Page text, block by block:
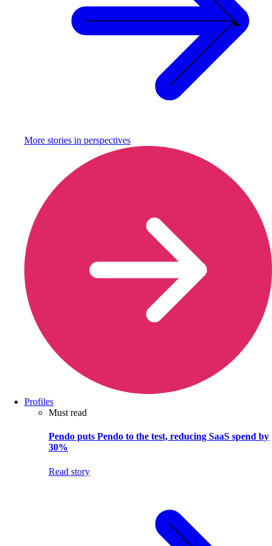
More stories in perspectives
Profiles
Must read
Pendo puts Pendo to the test, reducing SaaS spend by
30%
Read story